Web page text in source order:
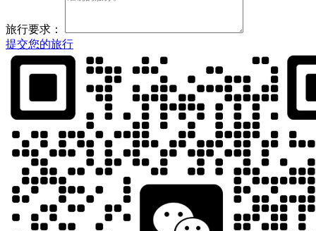
旅行要求：
提交您的旅行